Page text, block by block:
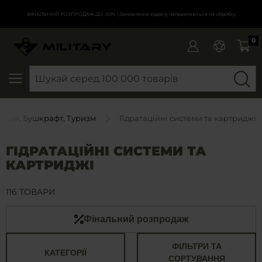
ФІНАЛЬНИЙ РОЗПРОДАЖ ДО -50% | Замовлення відразу направляються на обробку
SEARCH
0
Бушкрафт, Туризм Гідратаційні системи та картриджі
ГІДРАТАЦІЙНІ СИСТЕМИ ТА
КАРТРИДЖІ
Фінальний розпродаж
КАТЕГОРІЇ
ФІЛЬТРИ ТА
СОРТУВАННЯ
116 ТОВАРИ